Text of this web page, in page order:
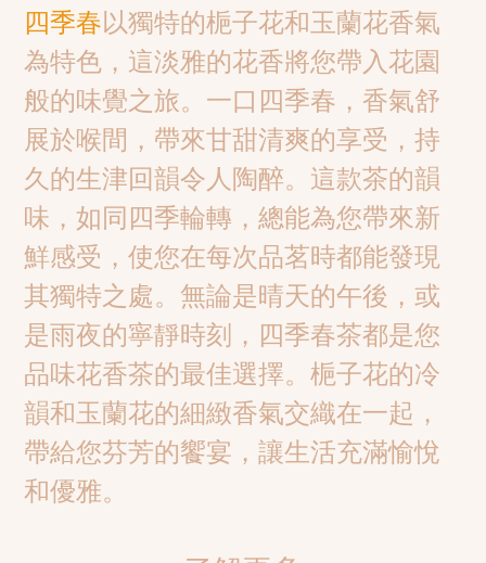
四季春以獨特的梔子花和玉蘭花香氣
為特色，這淡雅的花香將您帶入花園
般的味覺之旅。一口四季春，香氣舒
展於喉間，帶來甘甜清爽的享受，持
久的生津回韻令人陶醉。這款茶的韻
味，如同四季輪轉，總能為您帶來新
鮮感受，使您在每次品茗時都能發現
其獨特之處。無論是晴天的午後，或
是雨夜的寧靜時刻，四季春茶都是您
品味花香茶的最佳選擇。梔子花的冷
韻和玉蘭花的細緻香氣交織在一起，
帶給您芬芳的饗宴，讓生活充滿愉悅
和優雅。